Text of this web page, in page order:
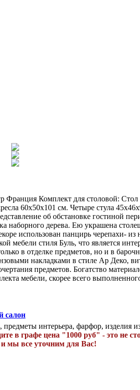
Комплект для столовой:
60х50х101 см. Четыре стула
об обстановке гостиной
наборного дерева. Ею украшена
использован панцирь черепахи-
мебели стиля Буль, что является
в отделке предметов, но и в
накладками в стиле Ар Деко,
предметов. Богатство
мебели, скорее всего
салон
предметы интерьера, фарфор, изделия
в графе цена "1000 руб" - это не
мы все уточним для Вас!